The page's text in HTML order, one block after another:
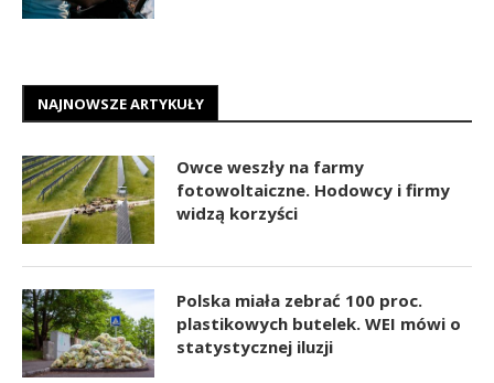
NAJNOWSZE ARTYKUŁY
Owce weszły na farmy
fotowoltaiczne. Hodowcy i firmy
widzą korzyści
Polska miała zebrać 100 proc.
plastikowych butelek. WEI mówi o
statystycznej iluzji